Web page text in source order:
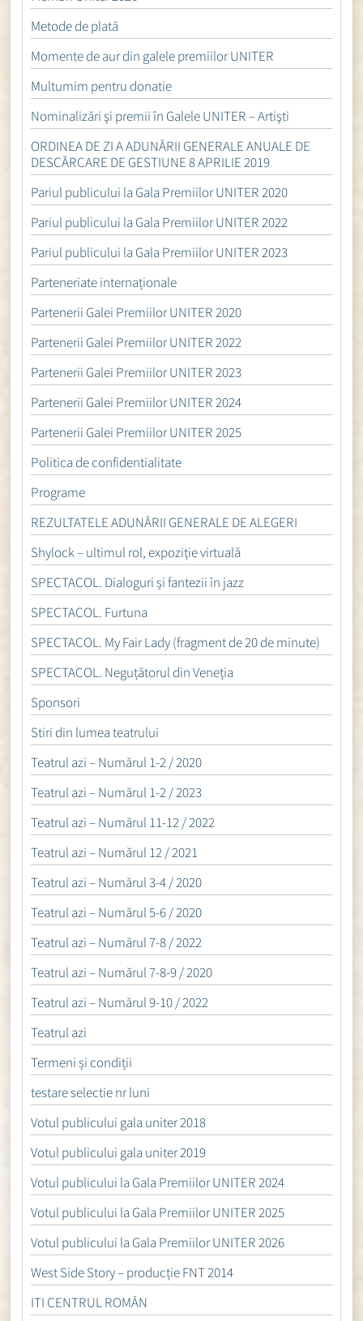
Metode de plată
Momente de aur din galele premiilor UNITER
Multumim pentru donatie
Nominalizări şi premii în Galele UNITER – Artişti
ORDINEA DE ZI A ADUNĂRII GENERALE ANUALE DE
DESCĂRCARE DE GESTIUNE 8 APRILIE 2019
Pariul publicului la Gala Premiilor UNITER 2020
Pariul publicului la Gala Premiilor UNITER 2022
Pariul publicului la Gala Premiilor UNITER 2023
Parteneriate internaționale
Partenerii Galei Premiilor UNITER 2020
Partenerii Galei Premiilor UNITER 2022
Partenerii Galei Premiilor UNITER 2023
Partenerii Galei Premiilor UNITER 2024
Partenerii Galei Premiilor UNITER 2025
Politica de confidentialitate
Programe
REZULTATELE ADUNĂRII GENERALE DE ALEGERI
Shylock – ultimul rol, expoziție virtuală
SPECTACOL. Dialoguri și fantezii în jazz
SPECTACOL. Furtuna
SPECTACOL. My Fair Lady (fragment de 20 de minute)
SPECTACOL. Neguțătorul din Veneția
Sponsori
Stiri din lumea teatrului
Teatrul azi – Numărul 1-2 / 2020
Teatrul azi – Numărul 1-2 / 2023
Teatrul azi – Numărul 11-12 / 2022
Teatrul azi – Numărul 12 / 2021
Teatrul azi – Numărul 3-4 / 2020
Teatrul azi – Numărul 5-6 / 2020
Teatrul azi – Numărul 7-8 / 2022
Teatrul azi – Numărul 7-8-9 / 2020
Teatrul azi – Numărul 9-10 / 2022
Teatrul azi
Termeni și condiții
testare selectie nr luni
Votul publicului gala uniter 2018
Votul publicului gala uniter 2019
Votul publicului la Gala Premiilor UNITER 2024
Votul publicului la Gala Premiilor UNITER 2025
Votul publicului la Gala Premiilor UNITER 2026
West Side Story – producție FNT 2014
ITI CENTRUL ROMÂN